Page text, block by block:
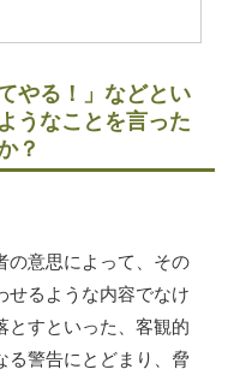
やる！」などとい
うなことを言った
？
の意思によって、その
せるような内容でなけ
とすといった、客観的
る警告にとどまり、脅